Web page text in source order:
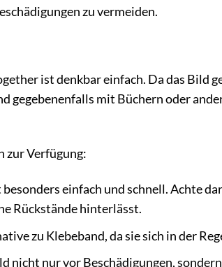
zu vermeiden.
ist denkbar einfach. Da das Bild
gegebenenfalls mit Büchern oder
zur Verfügung:
einfach und schnell. Achte
Rückstände hinterlässt.
zu Klebeband, da sie sich in der
nicht nur vor Beschädigungen,